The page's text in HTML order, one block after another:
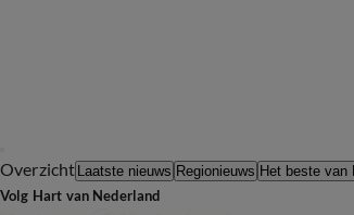
Overzicht Laatste nieuws Regionieuws Het beste van
Volg Hart van Nederland